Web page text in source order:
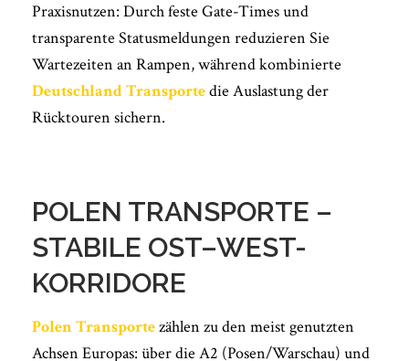
Praxisnutzen: Durch feste Gate-Times und
transparente Statusmeldungen reduzieren Sie
Wartezeiten an Rampen, während kombinierte
Deutschland Transportedie Auslastung der
Rücktouren sichern.
POLEN TRANSPORTE –
STABILE OST–WEST-
KORRIDORE
Polen Transportezählen zu den meist genutzten
Achsen Europas: über die A2 (Posen/Warschau) und